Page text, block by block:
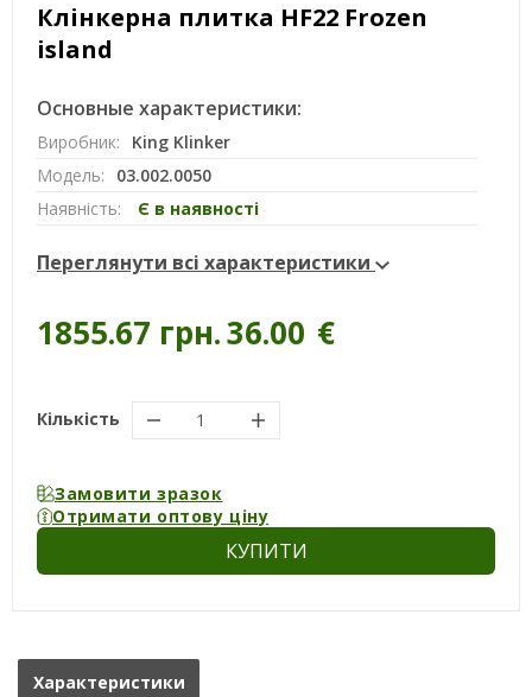
Клінкерна плитка HF22 Frozen
island
Основные характеристики:
Виробник:
King Klinker
Модель:
03.002.0050
Наявність:
Є в наявності
Переглянути всі характеристики
1855.67 грн.36.00 €
Кількість
Замовити зразок
Отримати оптову ціну
КУПИТИ
Характеристики